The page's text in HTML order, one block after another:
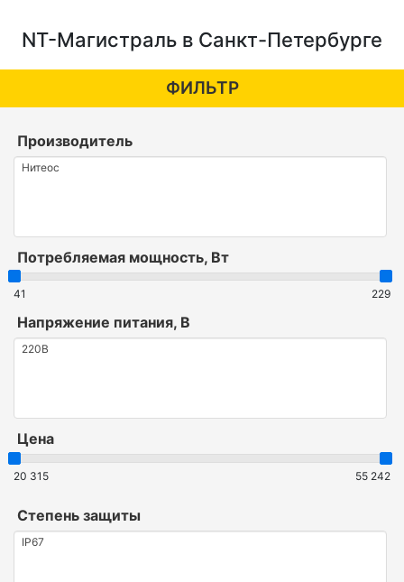
NT-Магистраль в Санкт-Петербурге
ФИЛЬТР
Производитель
Потребляемая мощность, Вт
41 229
Напряжение питания, В
Цена
20 315 55 242
Степень защиты